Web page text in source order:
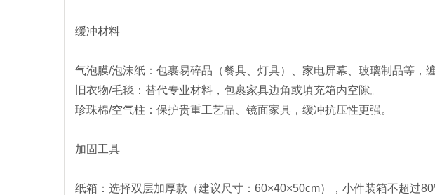
缓冲材料‌
气泡膜/泡沫纸‌：包裹易碎品（餐具、灯具）、家电屏幕、玻璃制品等，
旧衣物/毛毯‌：替代专业材料，包裹家具边角或填充箱内空隙。
珍珠棉/空气柱‌：保护贵重工艺品、镜面家具，缓冲抗压性更强。
加固工具‌
纸箱‌：选择双层加厚款（建议尺寸：60×40×50cm），小件装箱不超过